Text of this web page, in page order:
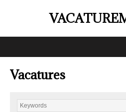
Vacatures